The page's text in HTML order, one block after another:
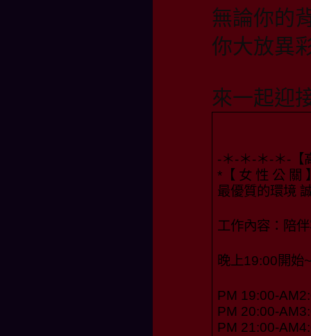
無論你的
你大放異
來一起迎
-＊-＊-＊-＊-【
*【 女 性 公 關
最優質的環境
工作內容：陪
晚上19:00開始~
PM 19:00-
PM 20:00-
PM 21:00-